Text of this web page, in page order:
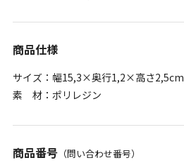
商品仕様
サイズ：幅15,3×奥行1,2×高さ2,5cm
素 材：ポリレジン
商品番号（問い合わせ番号）